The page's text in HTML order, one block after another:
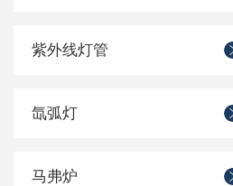
紫外线灯管
氙弧灯
马弗炉